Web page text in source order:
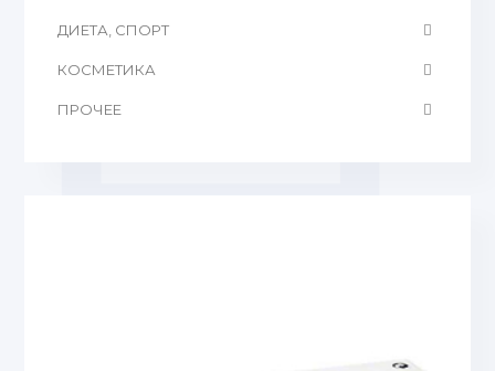
ДИЕТА, СПОРТ
КОСМЕТИКА
ПРОЧЕЕ